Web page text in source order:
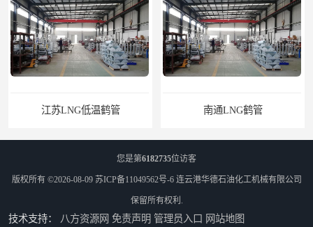
江苏LNG低温鹤管 南通LNG鹤管
您是第6182735位访客
版权所有 ©2026-08-09 苏ICP备11049562号-6 连云港华德石油化工机械有限公司
保留所有权利.
技术支持： 八方资源网 免责声明 管理员入口 网站地图